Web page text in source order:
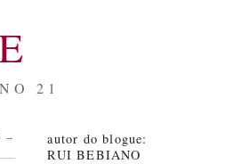
21
→
autor do blogue:
RUI BEBIANO